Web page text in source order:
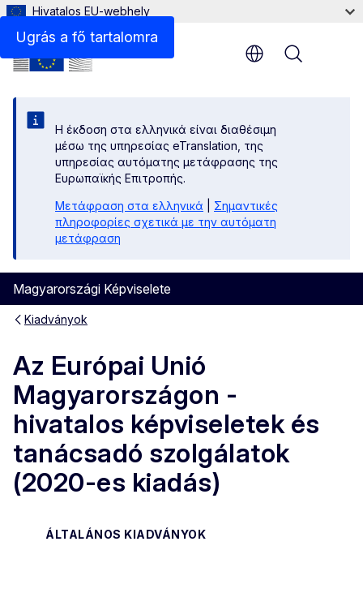
Ugrás a fő tartalomra
Hivatalos EU-webhely
Η έκδοση στα ελληνικά είναι διαθέσιμη
μέσω της υπηρεσίας eTranslation, της
υπηρεσίας αυτόματης μετάφρασης της
Ευρωπαϊκής Επιτροπής.
Μετάφραση στα ελληνικά
Σημαντικές
πληροφορίες σχετικά με την αυτόματη
μετάφραση
Magyarországi Képviselete
Menu
Kiadványok
Az Európai Unió
Magyarországon -
hivatalos képviseletek és
tanácsadó szolgálatok
(2020-es kiadás)
ÁLTALÁNOS KIADVÁNYOK
Fájlok